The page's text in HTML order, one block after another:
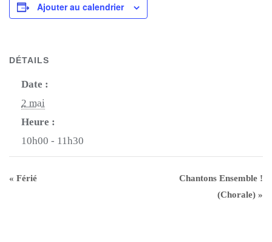
Ajouter au calendrier
DÉTAILS
Date :
2 mai
Heure :
10h00 - 11h30
« Férié
Chantons Ensemble !
(Chorale) »